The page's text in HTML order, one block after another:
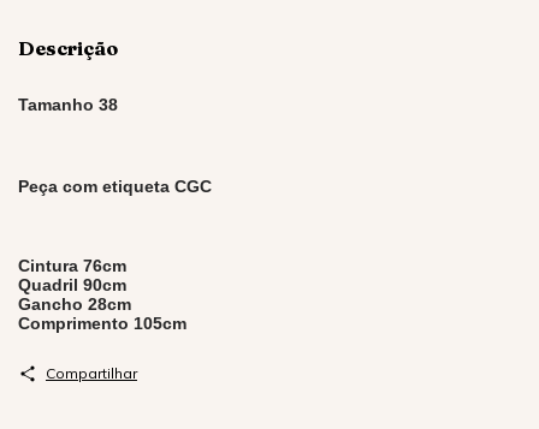
Descrição
Tamanho 38
Peça com etiqueta CGC
Cintura 76cm
Quadril 90cm
Gancho 28cm
Comprimento 105cm
Compartilhar